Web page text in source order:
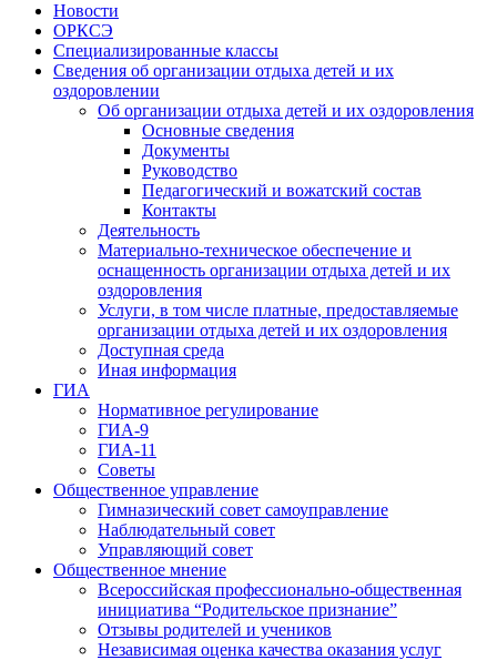
Новости
ОРКСЭ
Специализированные классы
Сведения об организации отдыха детей и их
оздоровлении
Об организации отдыха детей и их оздоровления
Основные сведения
Документы
Руководство
Педагогический и вожатский состав
Контакты
Деятельность
Материально-техническое обеспечение и
оснащенность организации отдыха детей и их
оздоровления
Услуги, в том числе платные, предоставляемые
организации отдыха детей и их оздоровления
Доступная среда
Иная информация
ГИА
Нормативное регулирование
ГИА-9
ГИА-11
Советы
Общественное управление
Гимназический совет самоуправление
Наблюдательный совет
Управляющий совет
Общественное мнение
Всероссийская профессионально-общественная
инициатива “Родительское признание”
Отзывы родителей и учеников
Независимая оценка качества оказания услуг